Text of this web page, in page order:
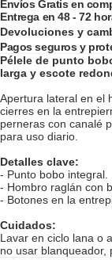
Envíos Gratis en
Entrega en 48 - 72
Devoluciones y
Pagos seguros y
Pélele de punto
larga y escote
Apertura lateral en el
cierres en la
perneras con canalé
para uso diario.
Detalles clave:
- Punto bobo integral.
- Hombro raglán con
- Botones en la
Cuidados:
Lavar en ciclo lana o
no usar blanqueador,